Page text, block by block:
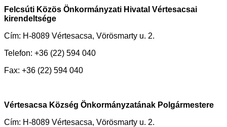
Felcsúti Közös Önkormányzati Hivatal Vértesacsai
kirendeltsége
Cím: H-8089 Vértesacsa, Vörösmarty u. 2.
Telefon: +36 (22) 594 040
Fax: +36 (22) 594 040
Vértesacsa Község Önkormányzatának Polgármestere
Cím: H-8089 Vértesacsa, Vörösmarty u. 2.